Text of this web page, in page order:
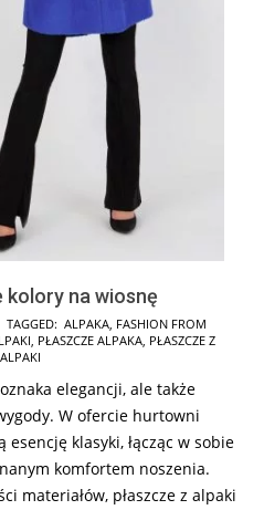
kolory na wiosnę
TAGGED: ALPAKA, FASHION FROM
, PŁASZCZE ALPAKA, PŁASZCZE Z
elegancji, ale także
W ofercie hurtowni
esencję klasyki, łącząc w sobie
komfortem noszenia.
materiałów, płaszcze z alpaki